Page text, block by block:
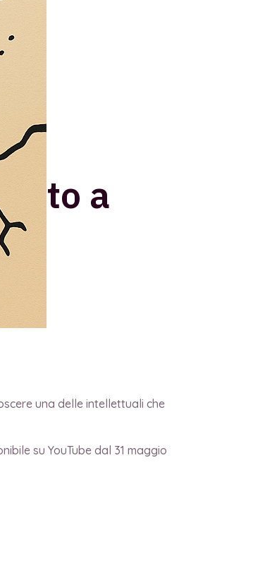
a
una delle intellettuali che
su YouTube dal 31 maggio